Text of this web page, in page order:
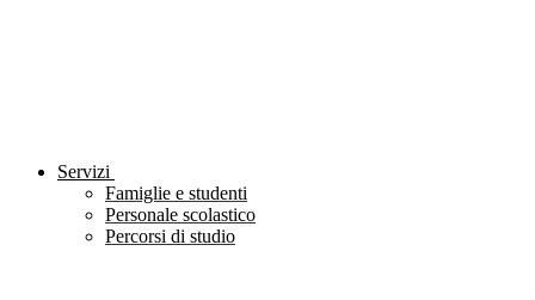
Servizi
Famiglie e studenti
Personale scolastico
Percorsi di studio